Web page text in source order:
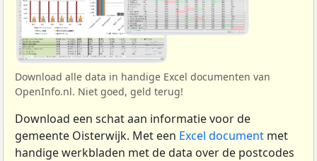
Download alle data in handige Excel documenten van
OpenInfo.nl. Niet goed, geld terug!
Download een schat aan informatie voor de
gemeente Oisterwijk. Met een Excel document met
handige werkbladen met de data over de postcodes